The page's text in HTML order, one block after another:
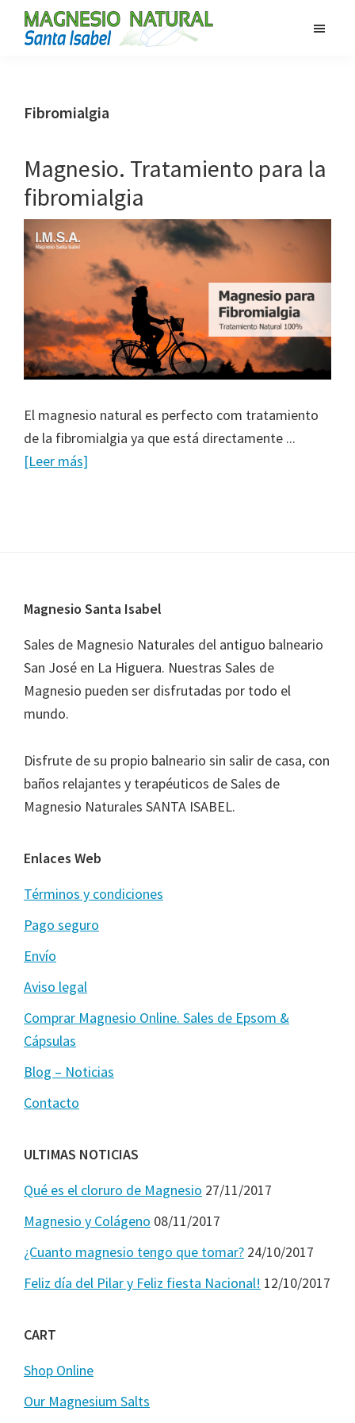
Saltar
Saltar
páginaNatural
Fibromialgia
Magnesio. Tratamiento para la
fibromialgia
El magnesio natural es perfecto com tratamiento
de la fibromialgia ya que está directamente ...
[Leer más]
Footer
Magnesio Santa Isabel
Sales de Magnesio Naturales del antiguo balneario
San José en La Higuera. Nuestras Sales de
Magnesio pueden ser disfrutadas por todo el
mundo.
Disfrute de su propio balneario sin salir de casa, con
baños relajantes y terapéuticos de Sales de
Magnesio Naturales SANTA ISABEL.
Enlaces Web
Términos y condiciones
Pago seguro
Envío
Aviso legal
Comprar Magnesio Online. Sales de Epsom &
Cápsulas
Blog – Noticias
Contacto
ULTIMAS NOTICIAS
Qué es el cloruro de Magnesio 27/11/2017
Magnesio y Colágeno 08/11/2017
¿Cuanto magnesio tengo que tomar? 24/10/2017
Feliz día del Pilar y Feliz fiesta Nacional! 12/10/2017
CART
Shop Online
Our Magnesium Salts